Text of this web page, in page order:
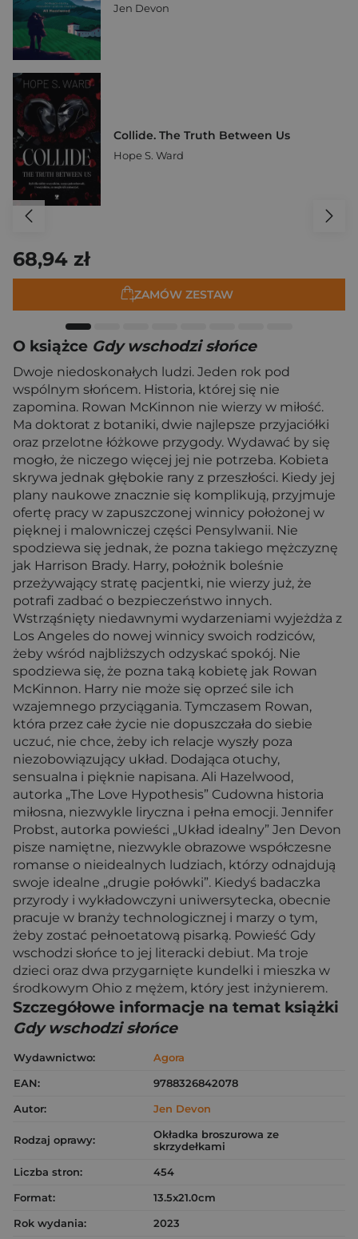
Jen Devon
Collide. The Truth Between Us
Hope S. Ward
68,94 zł
ZAMÓW ZESTAW
O książce Gdy wschodzi słońce
Dwoje niedoskonałych ludzi. Jeden rok pod
wspólnym słońcem. Historia, której się nie
zapomina. Rowan McKinnon nie wierzy w miłość.
Ma doktorat z botaniki, dwie najlepsze przyjaciółki
oraz przelotne łóżkowe przygody. Wydawać by się
mogło, że niczego więcej jej nie potrzeba. Kobieta
skrywa jednak głębokie rany z przeszłości. Kiedy jej
plany naukowe znacznie się komplikują, przyjmuje
ofertę pracy w zapuszczonej winnicy położonej w
pięknej i malowniczej części Pensylwanii. Nie
spodziewa się jednak, że pozna takiego mężczyznę
jak Harrison Brady. Harry, położnik boleśnie
przeżywający stratę pacjentki, nie wierzy już, że
potrafi zadbać o bezpieczeństwo innych.
Wstrząśnięty niedawnymi wydarzeniami wyjeżdża z
Los Angeles do nowej winnicy swoich rodziców,
żeby wśród najbliższych odzyskać spokój. Nie
spodziewa się, że pozna taką kobietę jak Rowan
McKinnon. Harry nie może się oprzeć sile ich
wzajemnego przyciągania. Tymczasem Rowan,
która przez całe życie nie dopuszczała do siebie
uczuć, nie chce, żeby ich relacje wyszły poza
niezobowiązujący układ. Dodająca otuchy,
sensualna i pięknie napisana. Ali Hazelwood,
autorka „The Love Hypothesis” Cudowna historia
miłosna, niezwykle liryczna i pełna emocji. Jennifer
Probst, autorka powieści „Układ idealny” Jen Devon
pisze namiętne, niezwykle obrazowe współczesne
romanse o nieidealnych ludziach, którzy odnajdują
swoje idealne „drugie połówki”. Kiedyś badaczka
przyrody i wykładowczyni uniwersytecka, obecnie
pracuje w branży technologicznej i marzy o tym,
żeby zostać pełnoetatową pisarką. Powieść Gdy
wschodzi słońce to jej literacki debiut. Ma troje
dzieci oraz dwa przygarnięte kundelki i mieszka w
środkowym Ohio z mężem, który jest inżynierem.
Szczegółowe informacje na temat książki
Gdy wschodzi słońce
Wydawnictwo:
Agora
EAN:
9788326842078
Autor:
Jen Devon
Rodzaj oprawy:
Okładka broszurowa ze
skrzydełkami
Liczba stron:
454
Format:
13.5x21.0cm
Rok wydania:
2023